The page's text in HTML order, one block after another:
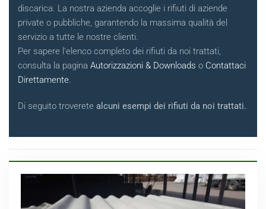
discarica. La nostra azienda accoglie i rifiuti di aziende
private o pubbliche, garantendo la massima qualità del
servizio a tutte le nostre clienti.
Per sapere l'elenco completo dei rifiuti da noi trattati,
consulta la pagina Autorizzazioni & Downloads o Contattaci
Direttamente.
Di seguito troverete alcuni esempi dei rifiuti da noi trattati.